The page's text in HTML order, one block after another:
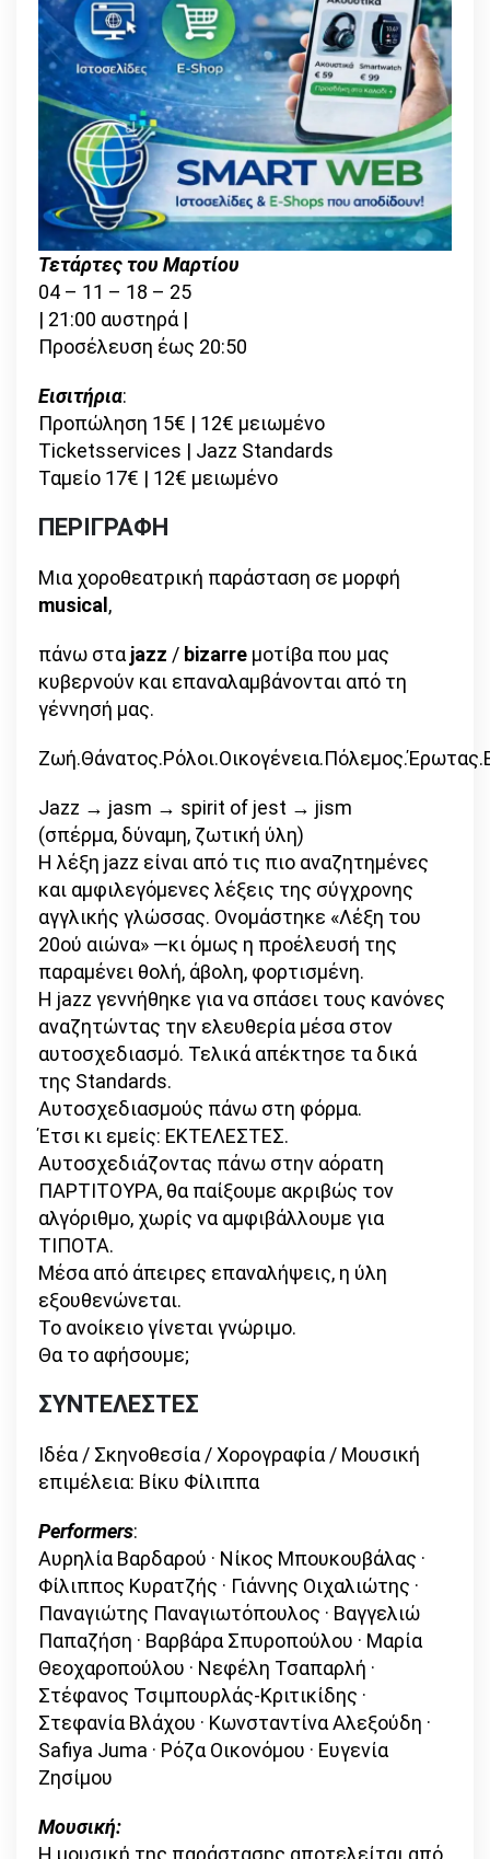
Τετάρτες του Μαρτίου
04 – 11 – 18 – 25
| 21:00 αυστηρά |
Προσέλευση έως 20:50
Εισιτήρια:
Προπώληση 15€ | 12€ μειωμένο
Ticketsservices | Jazz Standards
Ταμείο 17€ | 12€ μειωμένο
ΠΕΡΙΓΡΑΦΗ
Μια χοροθεατρική παράσταση σε μορφή
musical ,
πάνω σταjazz / bizarre μοτίβα που μας
κυβερνούν και επαναλαμβάνονται από τη
γέννησή μας.
Jazz → jasm → spirit of jest → jism
(σπέρμα, δύναμη, ζωτική ύλη)
Η λέξη jazz είναι από τις πιο αναζητημένες
και αμφιλεγόμενες λέξεις της σύγχρονης
αγγλικής γλώσσας. Ονομάστηκε «Λέξη του
20ού αιώνα» —κι όμως η προέλευσή της
παραμένει θολή, άβολη, φορτισμένη.
Η jazz γεννήθηκε για να σπάσει τους κανόνες
αναζητώντας την ελευθερία μέσα στον
αυτοσχεδιασμό. Τελικά απέκτησε τα δικά
της Standards.
Αυτοσχεδιασμούς πάνω στη φόρμα.
Έτσι κι εμείς: ΕΚΤΕΛΕΣΤΕΣ.
Αυτοσχεδιάζοντας πάνω στην αόρατη
ΠΑΡΤΙΤΟΥΡΑ, θα παίξουμε ακριβώς τον
αλγόριθμο, χωρίς να αμφιβάλλουμε για
ΤΙΠΟΤΑ.
Μέσα από άπειρες επαναλήψεις, η ύλη
εξουθενώνεται.
Το ανοίκειο γίνεται γνώριμο.
Θα το αφήσουμε;
ΣΥΝΤΕΛΕΣΤΕΣ
Ιδέα / Σκηνοθεσία / Χορογραφία / Μουσική
επιμέλεια: Βίκυ Φίλιππα
Performers:
Αυρηλία Βαρδαρού · Nίκος Μπουκουβάλας ·
Φίλιππος Κυρατζής · Γιάννης Οιχαλιώτης ·
Παναγιώτης Παναγιωτόπουλος · Βαγγελιώ
Παπαζήση · Βαρβάρα Σπυροπούλου · Mαρία
Θεοχαροπούλου · Νεφέλη Τσαπαρλή ·
Στέφανος Τσιμπουρλάς-Κριτικίδης ·
Στεφανία Βλάχου · Κωνσταντίνα Αλεξούδη ·
Safiya Juma · Ρόζα Οικονόμου · Ευγενία
Ζησίμου
Μουσική: